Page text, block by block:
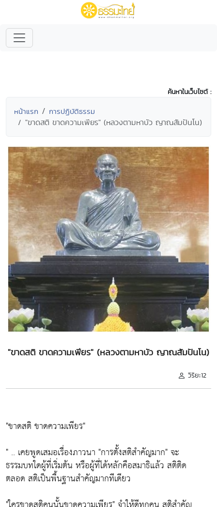
ค้นหาในเว็บไซต์ :
หน้าแรก การปฏิบัติธรรม
"ขาดสติ ขาดความเพียร" (หลวงตามหาบัว ญาณสัมปันโน)
"ขาดสติ ขาดความเพียร" (หลวงตามหาบัว ญาณสัมปันโน)
วิริยะ12
"ขาดสติ ขาดความเพียร"
" .. เคยพูดเสมอเรื่องภาวนา "การตั้งสติสำคัญมาก"จะ
ธรรมบทใดผู้ที่เริ่มต้น หรือผู้ที่ได้หลักคือสมาธิแล้ว สติติด
ตลอด สติเป็นพื้นฐานสำคัญมากทีเดียว